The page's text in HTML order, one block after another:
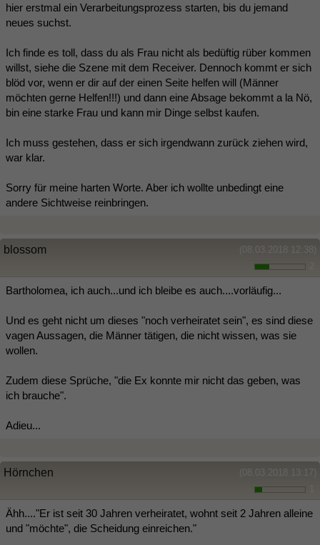
hier erstmal ein Verarbeitungsprozess starten, bis du jemand
neues suchst.
Ich finde es toll, dass du als Frau nicht als bedüftig rüber kommen
willst, siehe die Szene mit dem Receiver. Dennoch kommt er sich
blöd vor, wenn er dir auf der einen Seite helfen will (Männer
möchten gerne Helfen!!!) und dann eine Absage bekommt a la Nö,
bin eine starke Frau und kann mir Dinge selbst kaufen.
Ich muss gestehen, dass er sich irgendwann zurück ziehen wird,
war klar.
Sorry für meine harten Worte. Aber ich wollte unbedingt eine
andere Sichtweise reinbringen.
(08.03.2018 12:38)
blossom
Bartholomea, ich auch...und ich bleibe es auch....vorläufig...
Und es geht nicht um dieses "noch verheiratet sein", es sind diese
vagen Aussagen, die Männer tätigen, die nicht wissen, was sie
wollen.
Zudem diese Sprüche, "die Ex konnte mir nicht das geben, was
ich brauche".
Adieu...
(08.03.2018 13:17)
Hörnchen
Ähh...."Er ist seit 30 Jahren verheiratet, wohnt seit 2 Jahren alleine
und "möchte", die Scheidung einreichen."